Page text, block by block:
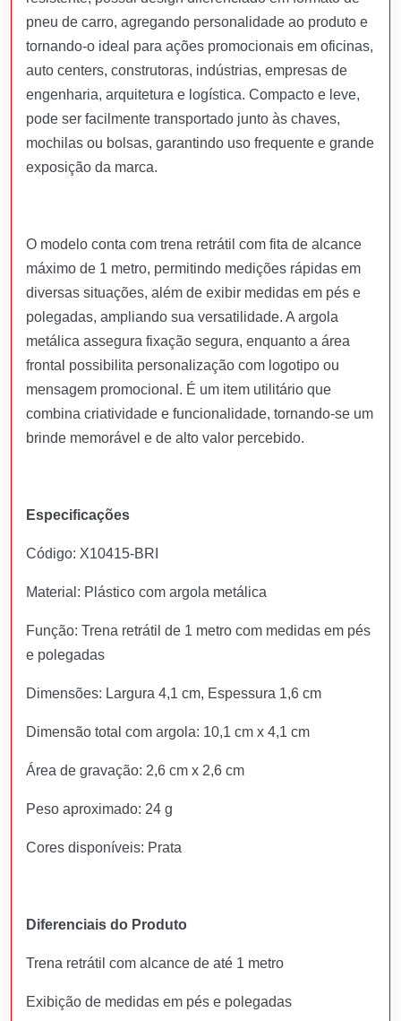
pneu de carro, agregando personalidade ao produto e
tornando-o ideal para ações promocionais em oficinas,
auto centers, construtoras, indústrias, empresas de
engenharia, arquitetura e logística. Compacto e leve,
pode ser facilmente transportado junto às chaves,
mochilas ou bolsas, garantindo uso frequente e grande
exposição da marca.
O modelo conta com trena retrátil com fita de alcance
máximo de 1 metro, permitindo medições rápidas em
diversas situações, além de exibir medidas em pés e
polegadas, ampliando sua versatilidade. A argola
metálica assegura fixação segura, enquanto a área
frontal possibilita personalização com logotipo ou
mensagem promocional. É um item utilitário que
combina criatividade e funcionalidade, tornando-se um
brinde memorável e de alto valor percebido.
Especificações
Código: X10415-BRI
Material: Plástico com argola metálica
Função: Trena retrátil de 1 metro com medidas em pés
e polegadas
Dimensões: Largura 4,1 cm, Espessura 1,6 cm
Dimensão total com argola: 10,1 cm x 4,1 cm
Área de gravação: 2,6 cm x 2,6 cm
Peso aproximado: 24 g
Cores disponíveis: Prata
Diferenciais do Produto
Trena retrátil com alcance de até 1 metro
Exibição de medidas em pés e polegadas